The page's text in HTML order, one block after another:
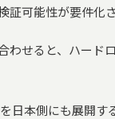
証可能性が要件化
わせると、ハード
日本側にも展開